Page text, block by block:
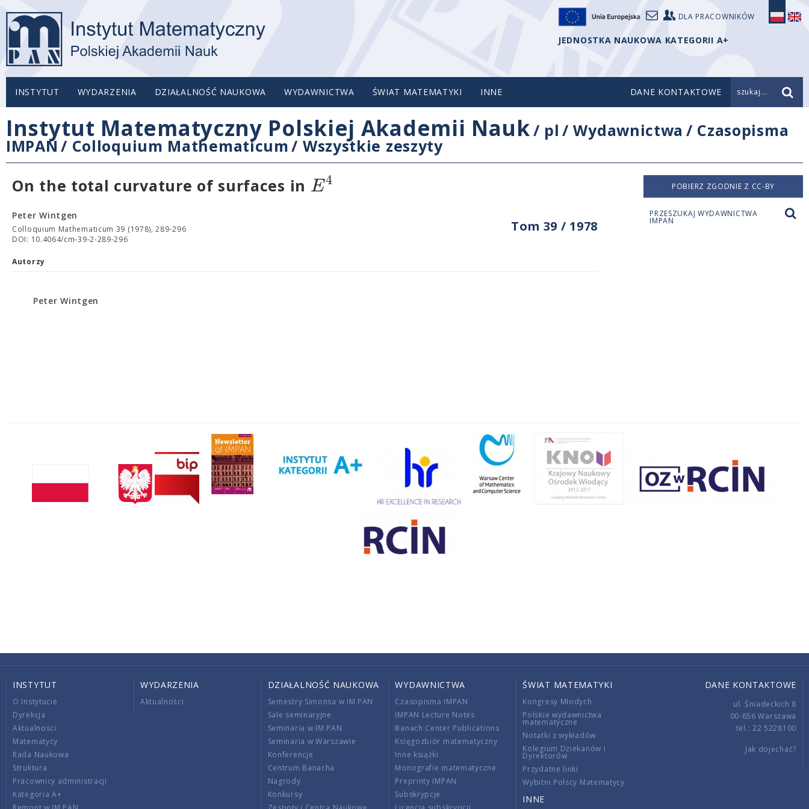
DLA PRACOWNIKÓW
JEDNOSTKA NAUKOWA KATEGORII A+
INSTYTUT WYDARZENIA DZIAŁALNOŚĆ NAUKOWA WYDAWNICTWA ŚWIAT MATEMATYKI INNE DANE KONTAKTOWE szukaj...
Instytut Matematyczny Polskiej Akademii Nauk/ pl /Wydawnictwa / Czasopisma
IMPAN / Colloquium Mathematicum/ Wszystkie zeszyty
On the total curvature of surfaces in E4
Tom 39 / 1978
Peter Wintgen
Colloquium Mathematicum 39 (1978), 289-296
DOI: 10.4064/cm-39-2-289-296
Autorzy
Peter Wintgen
POBIERZ ZGODNIE Z CC-BY
PRZESZUKAJ WYDAWNICTWA
IMPAN
INSTYTUT
O Instytucie
Dyrekcja
Aktualności
Matematycy
Rada Naukowa
Struktura
Pracownicy administracji
Kategoria A+
WYDARZENIA
Aktualności
DZIAŁALNOŚĆ NAUKOWA
Semestry Simonsa w IM PAN
Sale seminaryjne
Seminaria w IM PAN
Seminaria w Warszawie
Konferencje
Centrum Banacha
Nagrody
Konkursy
WYDAWNICTWA
Czasopisma IMPAN
IMPAN Lecture Notes
Banach Center Publications
Księgozbiór matematyczny
Inne książki
Monografie matematyczne
Preprinty IMPAN
Subskrypcje
ŚWIAT MATEMATYKI
Kongresy Młodych
Polskie wydawnictwa
matematyczne
Notatki z wykładów
Kolegium Dziekanów i
Dyrektorów
Przydatne linki
Wybitni Polscy Matematycy
INNE
DANE KONTAKTOWE
ul. Śniadeckich 8
00-656 Warszawa
tel.: 22 5228100
Jak dojechać?